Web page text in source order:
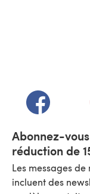
(s'ouvre
Abonnez-
réduction de
Les messages
incluent des